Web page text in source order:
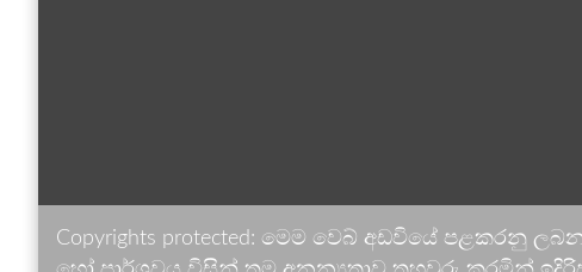
Copyrights protected: මෙම වෙබ් අඩවියේ